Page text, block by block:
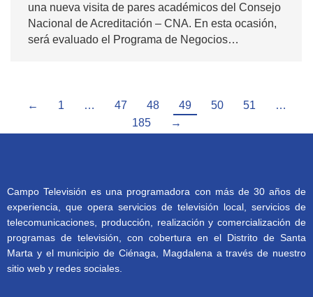
una nueva visita de pares académicos del Consejo
Nacional de Acreditación – CNA. En esta ocasión,
será evaluado el Programa de Negocios…
← 1 … 47 48 49 50 51
…
185
→
Campo Televisión es una programadora con más de 30 años de
experiencia, que opera servicios de televisión local, servicios de
telecomunicaciones, producción, realización y comercialización de
programas de televisión, con cobertura en el Distrito de Santa
Marta y el municipio de Ciénaga, Magdalena a través de nuestro
sitio web y redes sociales.